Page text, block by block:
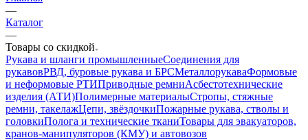
—
Каталог
—
Товары со скидкой
Рукава и шланги промышленныеСоединения для
рукавовРВД, буровые рукава и БРСМеталлорукаваФормовые
и неформовые РТИПриводные ремниАсбестотехнические
изделия (АТИ)Полимерные материалыСтропы, стяжные
ремни, такелажЦепи, звёздочкиПожарные рукава, стволы и
головкиПолога и технические тканиТовары для эвакуаторов,
кранов-манипуляторов (КМУ) и автовозов